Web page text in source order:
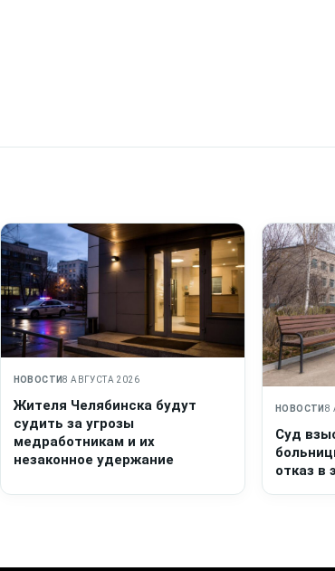
НОВОСТИ8 АВГУСТА 2026
Жителя Челябинска будут
судить за угрозы
медработникам и их
незаконное удержание
НОВОСТИ 8
Суд
отказ в